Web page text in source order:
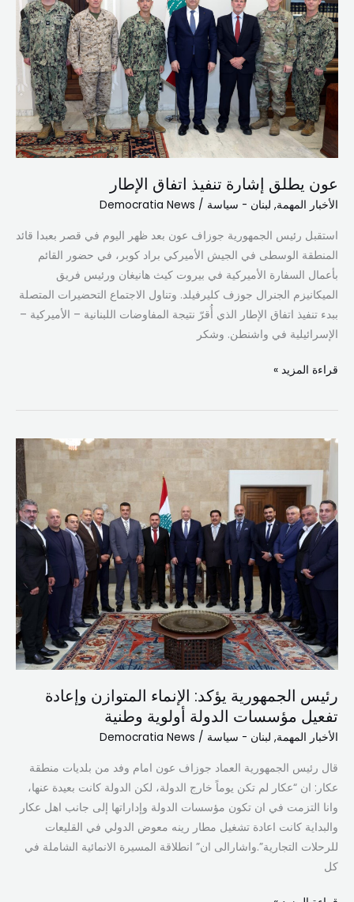
عون يطلق إشارة تنفيذ اتفاق الإطار
الأخبار المهمة, لبنان - سياسة /
Democratia News
استقبل رئيس الجمهورية جوزاف عون بعد ظهر اليوم في قصر بعبدا قائد
المنطقة الوسطى في الجيش الأميركي براد كوبر، في حضور القائم
بأعمال السفارة الأميركية في بيروت كيث هانيغان ورئيس فريق
الميكانيزم الجنرال جوزف كليرفيلد. وتناول الاجتماع التحضيرات المتصلة
ببدء تنفيذ اتفاق الإطار الذي أُقرّ نتيجة المفاوضات اللبنانية – الأميركية –
الإسرائيلية في واشنطن. وشكر
تنفيذ
اتفاق
الإطار
قراءة المزيد »
رئيس الجمهورية يؤكد: الإنماء المتوازن وإعادة
تفعيل مؤسسات الدولة أولوية وطنية
الأخبار المهمة, لبنان - سياسة /
Democratia News
قال رئيس الجمهورية العماد جوزاف عون امام وفد من بلديات منطقة
عكار: ان “عكار لم تكن يوماً خارج الدولة، لكن الدولة كانت بعيدة عنها،
وانا التزمت في ان تكون مؤسسات الدولة وإداراتها إلى جانب اهل عكار
والبداية كانت اعادة تشغيل مطار رينه معوض الدولي في القليعات
للرحلات التجارية”.واشارالى ان” انطلاقة المسيرة الانمائية الشاملة في
كل
رئيس
الجمهورية
يؤكد:
الإنماء
المتوازن
وإعادة
تفعيل
مؤسسات
الدولة
وطنية